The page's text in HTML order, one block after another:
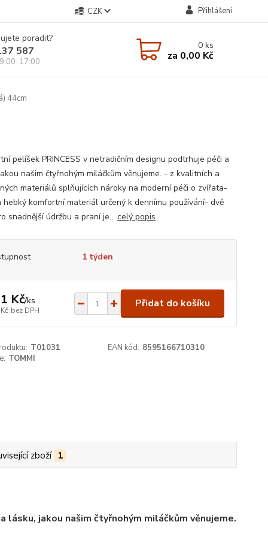
CZK Přihlášení
poradit?
587
17:00
0ks
za 0,00 Kč
44cm
pelíšek PRINCESS v netradičním designu podtrhuje péči a
našim čtyřnohým miláčkům věnujeme. - z kvalitních a
materiálů splňujících nároky na moderní péči o zvířata-
hebký komfortní materiál určený k dennímu používání- dvě
snadnější údržbu a praní je... celý popis
1 týden
Kč/ks
bez DPH
Přidat do košíku
T01031 EAN kód: 8595166710310
TOMMI
zboží 1
jakou našim čtyřnohým miláčkům věnujeme.